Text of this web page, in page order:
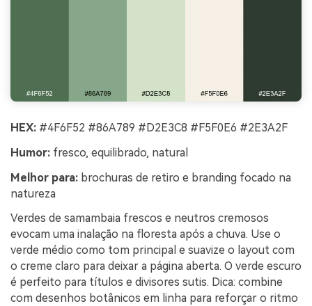
HEX: #4F6F52 #86A789 #D2E3C8 #F5F0E6 #2E3A2F
Humor: fresco, equilibrado, natural
Melhor para: brochuras de retiro e branding focado na
natureza
Verdes de samambaia frescos e neutros cremosos
evocam uma inalação na floresta após a chuva. Use o
verde médio como tom principal e suavize o layout com
o creme claro para deixar a página aberta. O verde escuro
é perfeito para títulos e divisores sutis. Dica: combine
com desenhos botânicos em linha para reforçar o ritmo